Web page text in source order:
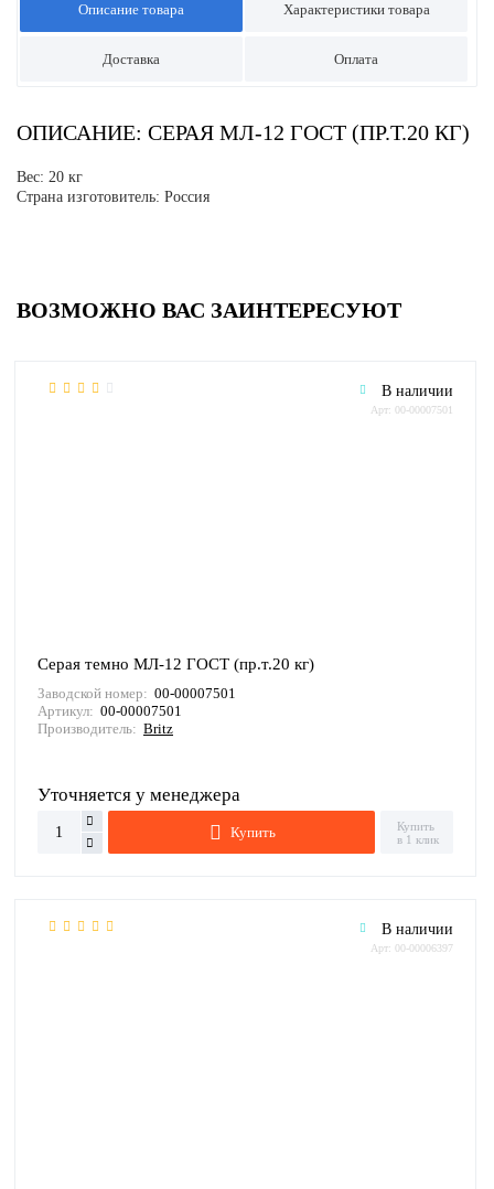
Описание товара Характеристики товара
Доставка Оплата
ОПИСАНИЕ: СЕРАЯ МЛ-12 ГОСТ (ПР.Т.20 КГ)
Вес: 20 кг
Страна изготовитель: Россия
ВОЗМОЖНО ВАС ЗАИНТЕРЕСУЮТ
В наличии
Арт: 00-00007501
Серая темно МЛ-12 ГОСТ (пр.т.20 кг)
Заводской номер: 00-00007501
Артикул: 00-00007501
Производитель: Britz
Уточняется у менеджера
Купить
Купить
в 1 клик
В наличии
Арт: 00-00006397